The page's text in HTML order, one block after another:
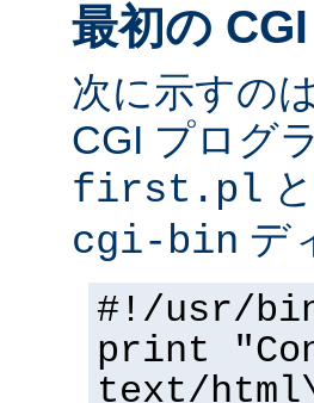
最初の
次に示すの
CGI プログ
first.pl
cgi-bin デ
#!/usr/
print
text/